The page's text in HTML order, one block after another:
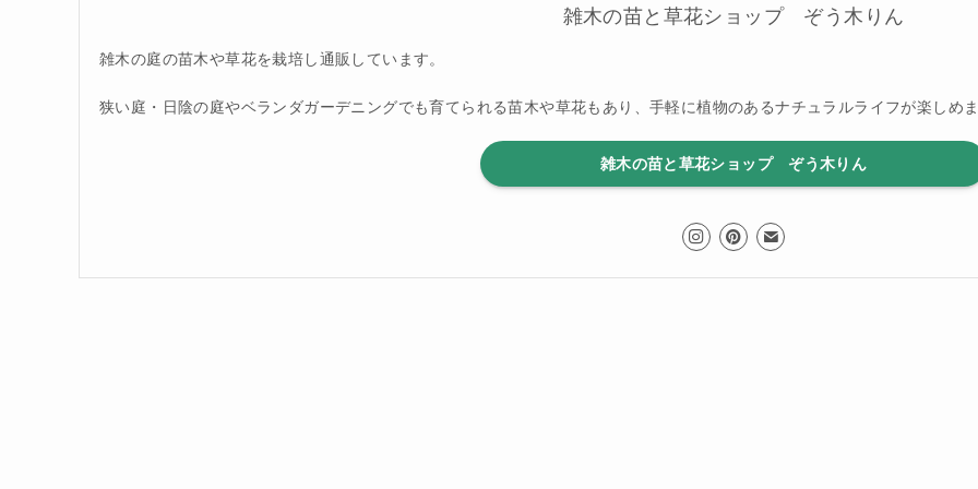
雑木の苗と草花ショップ ぞう木りん
雑木の庭の苗木や草花を栽培し通販しています。
狭い庭・日陰の庭やベランダガーデニングでも育てられる苗木や草花もあり、手軽に植物のあるナチュラルライフが楽しめ
雑木の苗と草花ショップ ぞう木りん